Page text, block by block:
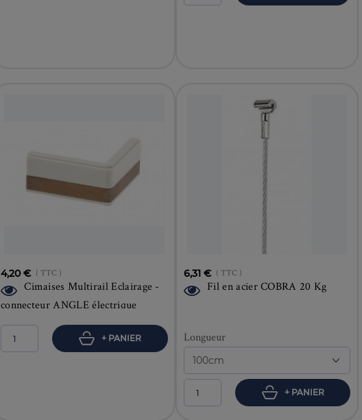
4,20 € ( TTC )
Cimaises Multirail Eclairage -
connecteur ANGLE électrique
+ PANIER
6,31 € ( TTC )
Fil en acier COBRA 20 Kg
Longueur
+ PANIER